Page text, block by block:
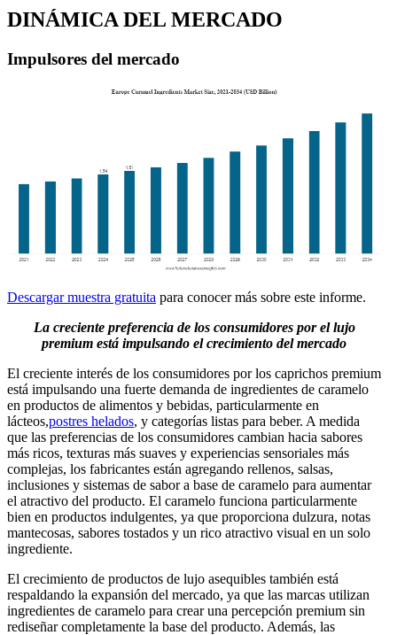
DINÁMICA DEL MERCADO
Impulsores del mercado
Descargar muestra gratuita para conocer más sobre este informe.
La creciente preferencia de los consumidores por el lujo
premium está impulsando el crecimiento del mercado
El creciente interés de los consumidores por los caprichos premium
está impulsando una fuerte demanda de ingredientes de caramelo
en productos de alimentos y bebidas, particularmente en
lácteos,postres helados, y categorías listas para beber. A medida
que las preferencias de los consumidores cambian hacia sabores
más ricos, texturas más suaves y experiencias sensoriales más
complejas, los fabricantes están agregando rellenos, salsas,
inclusiones y sistemas de sabor a base de caramelo para aumentar
el atractivo del producto. El caramelo funciona particularmente
bien en productos indulgentes, ya que proporciona dulzura, notas
mantecosas, sabores tostados y un rico atractivo visual en un solo
ingrediente.
El crecimiento de productos de lujo asequibles también está
respaldando la expansión del mercado, ya que las marcas utilizan
ingredientes de caramelo para crear una percepción premium sin
rediseñar completamente la base del producto. Además, las